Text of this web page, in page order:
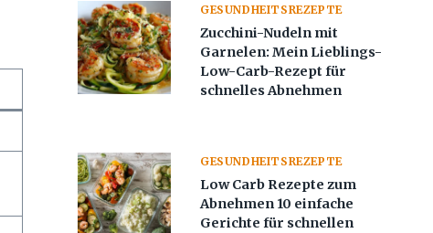
GESUNDHEITSREZEPTE
Zucchini-Nudeln mit
Garnelen: Mein Lieblings-
Low-Carb-Rezept für
schnelles Abnehmen
GESUNDHEITSREZEPTE
Low Carb Rezepte zum
Abnehmen 10 einfache
Gerichte für schnellen